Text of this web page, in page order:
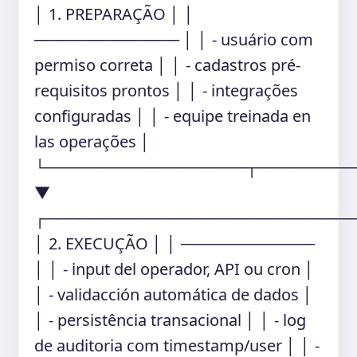
│ 1. PREPARAÇÃO │ │
───────────── │ │ - usuário com
permiso correta │ │ - cadastros pré-
requisitos prontos │ │ - integrações
configuradas │ │ - equipe treinada en
las operações │
▼
│ 2. EXECUÇÃO │ │ ────────────
│ │ - input del operador, API ou cron │
│ - validacción automática de dados │
│ - persistência transacional │ │ - log
de auditoria com timestamp/user │ │ -